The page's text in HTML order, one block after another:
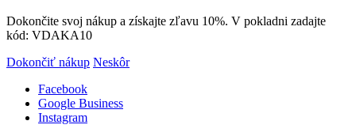
Dokončite svoj nákup a získajte zľavu 10%. V pokladni zadajte
kód: VDAKA10
Dokončiť nákup Neskôr
Facebook
Google Business
Instagram